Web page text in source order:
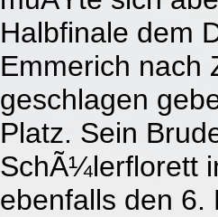
Halbfinale dem
Emmerich nach
geschlagen
Platz. Sein
SchÃ¼lerflorett
ebenfalls den 6.